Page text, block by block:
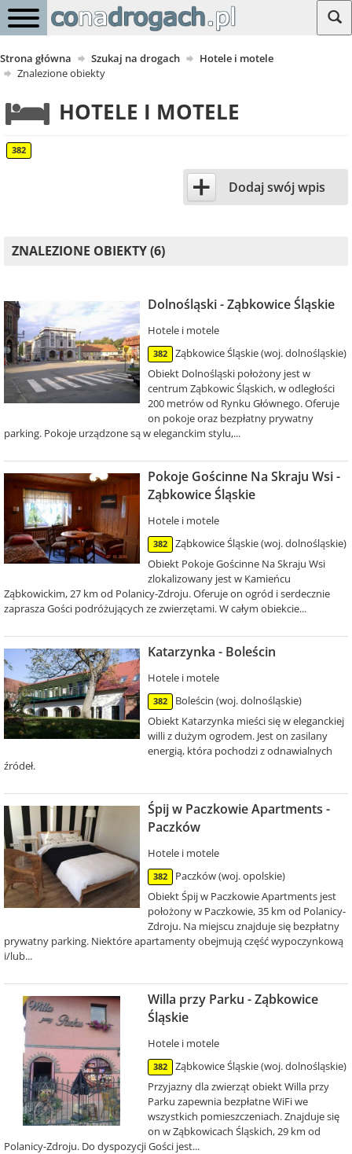
Strona główna Szukaj na drogach
Hotele i motele
Znalezione obiekty
HOTELE I MOTELE
382
+ Dodaj swój wpis
ZNALEZIONE OBIEKTY (6)
Dolnośląski - Ząbkowice Śląskie
Hotele i motele
382
Ząbkowice Śląskie (woj. dolnośląskie)
Obiekt Dolnośląski położony jest w
centrum Ząbkowic Śląskich, w odległości
200 metrów od Rynku Głównego. Oferuje
on pokoje oraz bezpłatny prywatny
parking. Pokoje urządzone są w eleganckim stylu,...
Pokoje Gościnne Na Skraju Wsi -
Ząbkowice Śląskie
Hotele i motele
382
Ząbkowice Śląskie (woj. dolnośląskie)
Obiekt Pokoje Gościnne Na Skraju Wsi
zlokalizowany jest w Kamieńcu
Ząbkowickim, 27 km od Polanicy-Zdroju. Oferuje on ogród i serdecznie
zaprasza Gości podróżujących ze zwierzętami. W całym obiekcie...
Katarzynka - Boleścin
Hotele i motele
382
Boleścin (woj. dolnośląskie)
Obiekt Katarzynka mieści się w eleganckiej
willi z dużym ogrodem. Jest on zasilany
energią, która pochodzi z odnawialnych
źródeł.
Śpij w Paczkowie Apartments -
Paczków
Hotele i motele
382
Paczków (woj. opolskie)
Obiekt Śpij w Paczkowie Apartments jest
położony w Paczkowie, 35 km od Polanicy-
Zdroju. Na miejscu znajduje się bezpłatny
prywatny parking. Niektóre apartamenty obejmują część wypoczynkową
i/lub...
Willa przy Parku - Ząbkowice
Śląskie
Hotele i motele
382
Ząbkowice Śląskie (woj. dolnośląskie)
Przyjazny dla zwierząt obiekt Willa przy
Parku zapewnia bezpłatne WiFi we
wszystkich pomieszczeniach. Znajduje się
on w Ząbkowicach Śląskich, 29 km od
Polanicy-Zdroju. Do dyspozycji Gości jest...